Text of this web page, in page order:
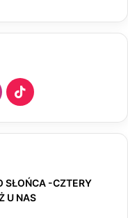
T
i
T
o
SŁOŃCA -CZTERY
U NAS